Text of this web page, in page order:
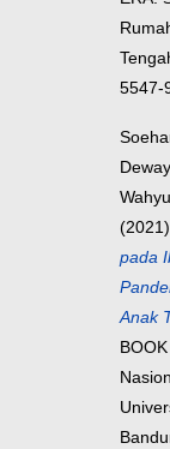
5547-
Wahyu
(2021)
pada
Anak